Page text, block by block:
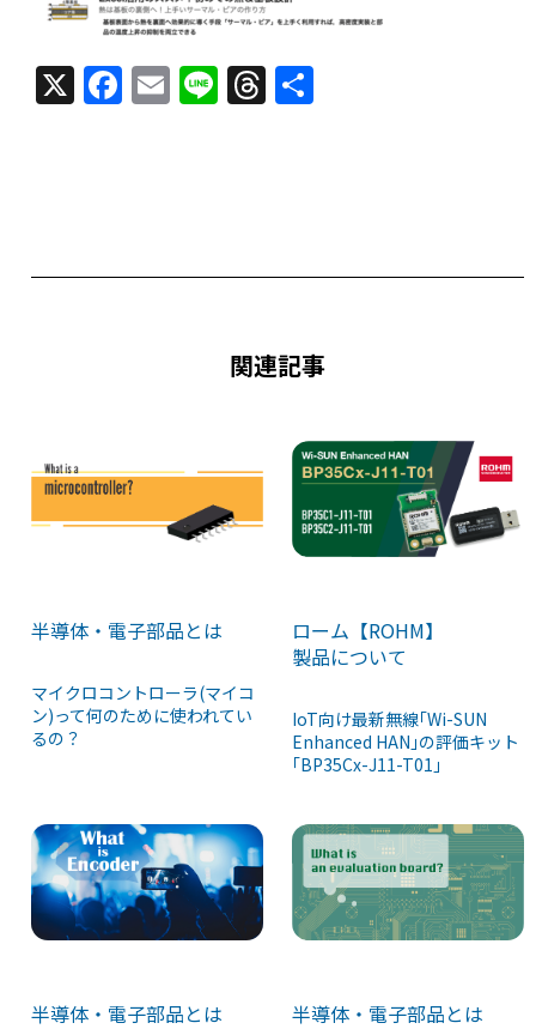
X F
a
o
E
m
Li
n
T
h
s
関連記事
半導体・電子部品とは
マイクロコントローラ(マイコ
ン)って何のために使われてい
るの？
ローム【ROHM】
製品について
IoT向け最新無線｢Wi-SUN
Enhanced HAN｣の評価キット
｢BP35Cx-J11-T01｣
半導体・電子部品とは 半導体・電子部品とは